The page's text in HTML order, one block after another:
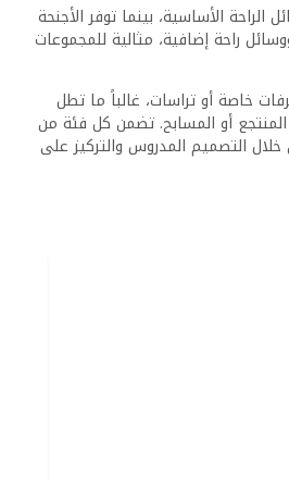
الراحة الأساسية، بينما توفر الأجنحة
راحة إضافية، مثالية للمجموعات
خاصة أو تراسات، غالباً ما تطل
أو المسابح. تضمن كل فئة من
التصميم المدروس والتركيز على